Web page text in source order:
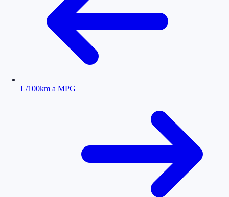
L/100km a MPG